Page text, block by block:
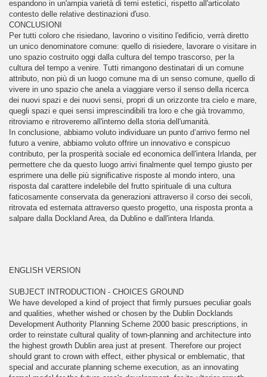
espandono in un'ampia varietà di temi estetici, rispetto all'articolato
contesto delle relative destinazioni d'uso.
CONCLUSIONI
Per tutti coloro che risiedano, lavorino o visitino l'edificio, verrà diretto
un unico denominatore comune: quello di risiedere, lavorare o visitare in
uno spazio costruito oggi dalla cultura del tempo trascorso, per la
cultura del tempo a venire. Tutti rimangono destinatari di un comune
attributo, non più di un luogo comune ma di un senso comune, quello di
vivere in uno spazio che anela a viaggiare verso il senso della ricerca
dei nuovi spazi e dei nuovi sensi, propri di un orizzonte tra cielo e mare,
quegli spazi e quei sensi imprescindibili tra loro e che già trovammo,
ritroviamo e ritroveremo all'interno della storia dell'umanità.
In conclusione, abbiamo voluto individuare un punto d’arrivo fermo nel
futuro a venire, abbiamo voluto offrire un innovativo e conspicuo
contributo, per la prosperità sociale ed economica dell'intera Irlanda, per
permettere che da questo luogo arrivi finalmente quel tempo giusto per
esprimere una delle più significative risposte al mondo intero, una
risposta dal carattere indelebile del frutto spirituale di una cultura
faticosamente conservata da generazioni attraverso il corso dei secoli,
ritrovata ed esternata attraverso questo progetto, una risposta pronta a
salpare dalla Dockland Area, da Dublino e dall'intera Irlanda.
ENGLISH VERSION
SUBJECT INTRODUCTION - CHOICES GROUND
We have developed a kind of project that firmly pursues peculiar goals
and qualities, whether wished or chosen by the Dublin Docklands
Development Authority Planning Scheme 2000 basic prescriptions, in
order to reinstate cultural quality of town-planning and architecture into
the highest growth Dublin area just at present. Therefore our project
should grant to crown with effect, either physical or emblematic, that
special and accurate planning scheme execution, as an innovating